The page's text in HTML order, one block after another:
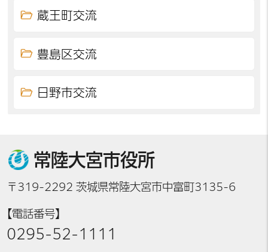
蔵王町交流
豊島区交流
日野市交流
常陸大宮市役所
〒319-2292 茨城県常陸大宮市中富町3135-6
【電話番号】
0295-52-1111